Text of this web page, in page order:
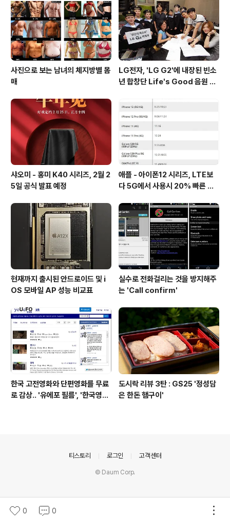
로 구입할 수 있을 것으로 예상되며(얼마지나지 않아 0원
버스폰이 될듯), 동영상 감상 및 태블릿, 네비게이션 대체를
원하는 유..
사진으로 보는 남녀의 체지방별 몸
매
LG전자, 'LG G2'에 내장된 빈소
년 합창단 Life's Good 음원 공
샤오미 - 홍미 K40 시리즈, 2월 2
5일 공식 발표 예정
애플 - 아이폰12 시리즈, LTE보
다 5G에서 사용시 20% 빠른 배
현재까지 출시된 안드로이드 및 i
OS 모바일 AP 성능 비교표
실수로 전화걸리는 것을 방지해주
는 'Call confirm'
한국 고전영화와 단편영화를 무료
로 감상.. '유에포 필름', '한국영상
도시락 리뷰 3탄 : GS25 '정성담
은 한돈 햄구이'
0 0
티스토리 로그인 고객센터
© Daum Corp.